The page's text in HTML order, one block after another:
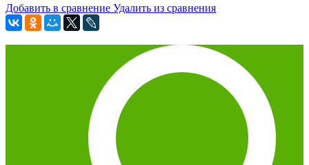
Добавить в сравнение Удалить из сравнения